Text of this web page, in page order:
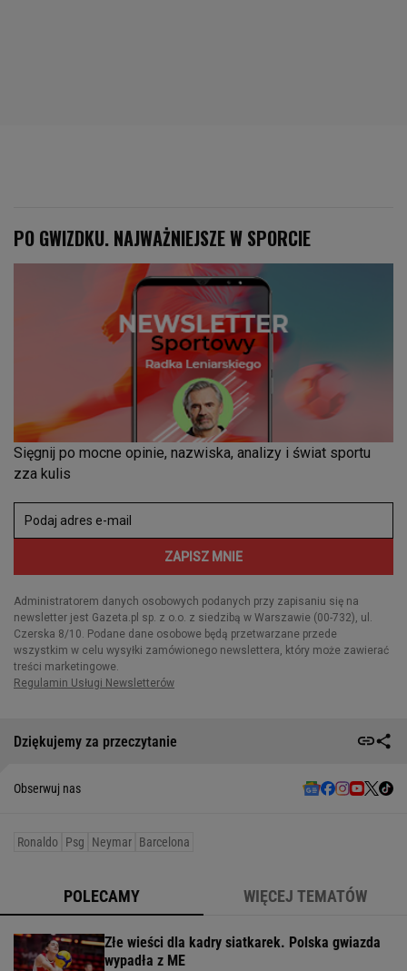
Dziękujemy za przeczytanie
Obserwuj nas
Ronaldo Psg Neymar Barcelona
POLECAMY WIĘCEJ TEMATÓW
Złe wieści dla kadry siatkarek. Polska gwiazda
wypadła z ME